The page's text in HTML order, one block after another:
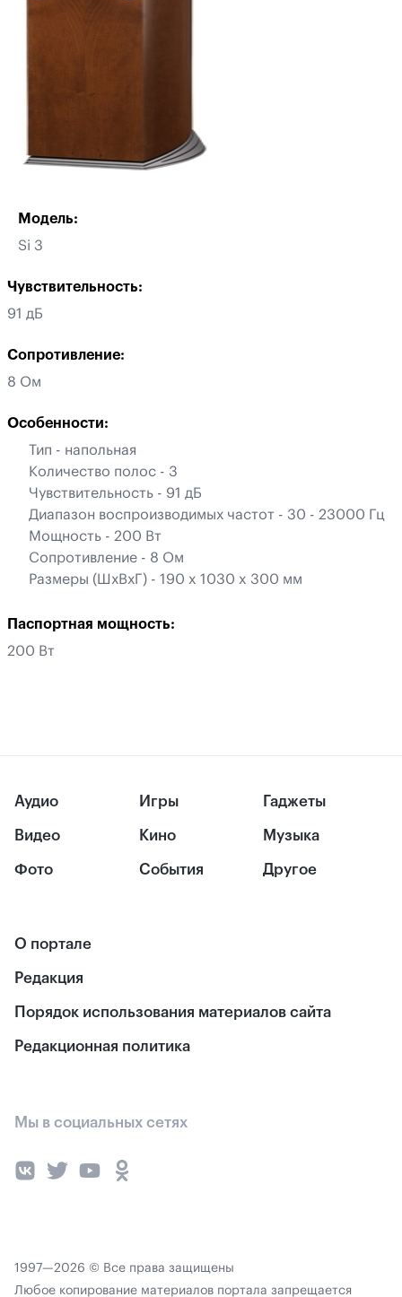
Модель:
Si 3
Чувствительность:
91 дБ
Сопротивление:
8 Ом
Особенности:
Тип - напольная
Количество полос - 3
Чувствительность - 91 дБ
Диапазон воспроизводимых частот - 30 - 23000 Гц
Mощность - 200 Вт
Сопротивление - 8 Ом
Размеры (ШхВхГ) - 190 x 1030 x 300 мм
Паспортная мощность:
200 Вт
Аудио
Видео
Фото
Игры
Кино
События
Гаджеты
Музыка
Другое
О портале
Редакция
Порядок использования материалов сайта
Редакционная политика
Мы в социальных сетях
1997—2026 © Все права защищены
Любое копирование материалов портала запрещается